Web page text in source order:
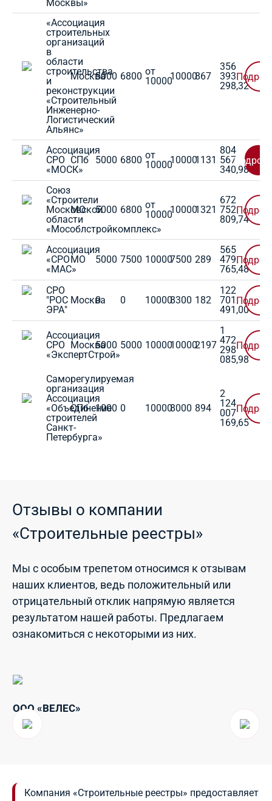
Москвы»
«Ассоциация
строительных
организаций
в
области
строительства
и
реконструкции
«Строительный
Инженерно-
Логистический
Альянс»
Москва5000 6800 от
1000010000867
356
393
298,32
Ассоциация
СРО
«МОСК»
СПб 5000 6800 от
10000100001131
804
567
340,98
Союз
«Строители
Московской
области
«Мособлстройкомплекс»
МО 5000 6800 от
10000100001321
672
752
809,74
Ассоциация
«СРО
«МАС»
МО 5000 7500 100007500 289
565
479
765,48
СРО
"РОС
ЭРА"
Москва
0 0 100008300 182
122
701
491,00
Ассоциация
СРО
«ЭкспертСтрой»
Москва5000 5000 10000100002197
1
472
298
085,98
Саморегулируемая
организация
Ассоциация
«Объединение
строителей
Санкт-
Петербурга»
СПб 1000 0 100008000 894
2
124
007
169,65
Отзывы о компании
«Строительные реестры»
Мы с особым трепетом относимся к отзывам
наших клиентов, ведь положительный или
отрицательный отклик напрямую является
результатом нашей работы. Предлагаем
ознакомиться с некоторыми из них.
ООО «ВЕЛЕС»
Компания «Строительные реестры» предоставляет